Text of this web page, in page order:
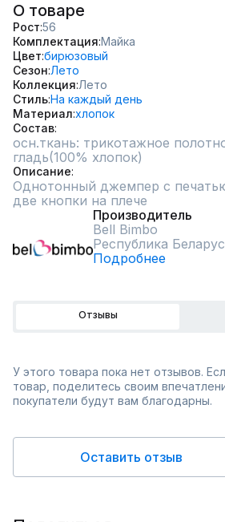
О товаре
Рост 56
Комплектация Майка
Цвет бирюзовый
Сезон Лето
Коллекция Лето
СтильНа каждый день
Материал хлопок
Состав
осн.ткань: трикотажное
гладь(100% хлопок)
Описание
Однотонный джемпер с
две кнопки на плече
Производитель
Bell Bimbo
Республика
Подробнее
Отзывы
У этого товара пока нет отзывов.
товар, поделитесь своим
покупатели будут вам благодарны.
Оставить отзыв